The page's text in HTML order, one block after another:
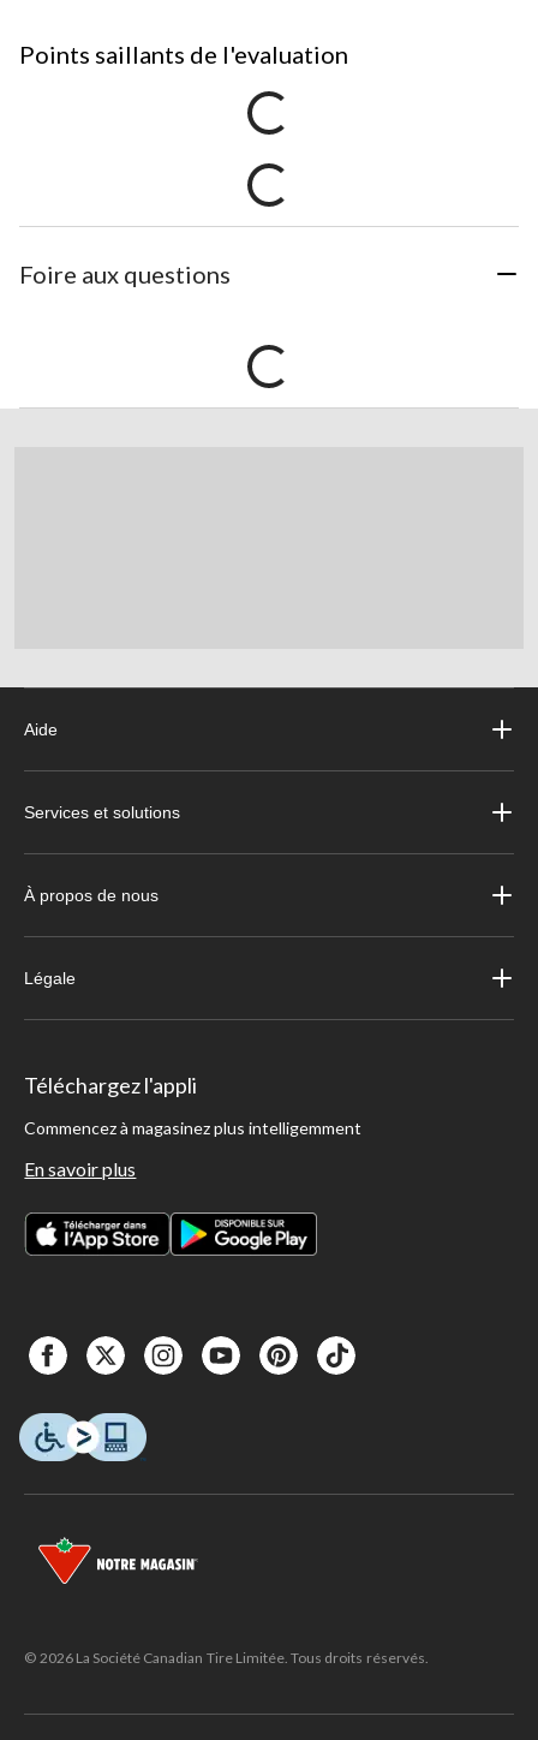
Points saillants de l'evaluation
Foire aux questions
Aide
Services et solutions
À propos de nous
Légale
Téléchargez l'appli
Commencez à magasinez plus intelligemment
En savoir plus
© 2026 La Société Canadian Tire Limitée. Tous droits réservés.